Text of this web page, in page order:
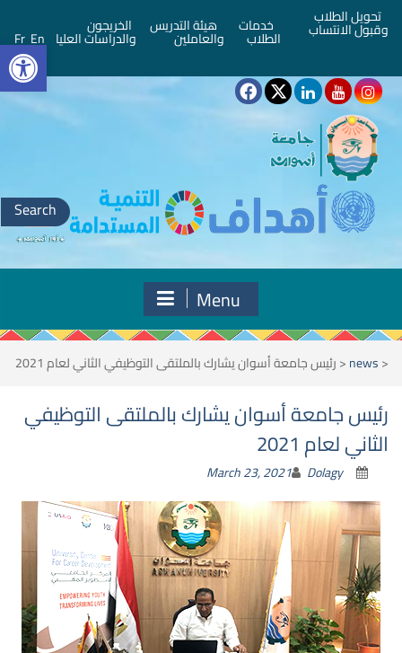
تحويل الطلاب
وقبول الانتساب خدمات
الطلاب
هيئة التدريس
والعاملين
الخريجون
والدراسات العليا En
Fr
Search
for:
Menu
<
news
<رئيس جامعة أسوان يشارك بالملتقى التوظيفي الثاني لعام 2021
رئيس جامعة أسوان يشارك بالملتقى التوظيفي
الثاني لعام 2021
March 23, 2021 Dolagy